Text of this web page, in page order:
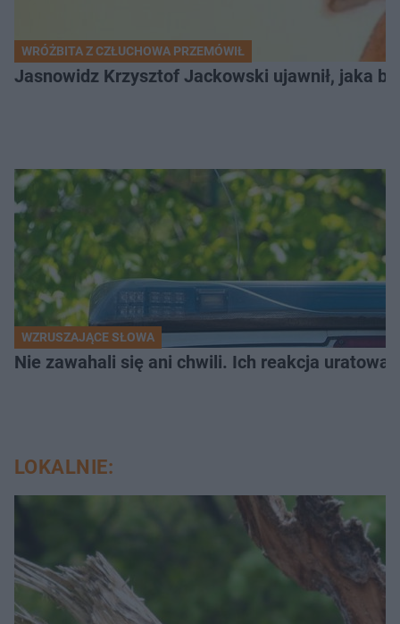
WRÓŻBITA Z CZŁUCHOWA PRZEMÓWIŁ
Jasnowidz Krzysztof Jackowski ujawnił, jaka
WZRUSZAJĄCE SŁOWA
Nie zawahali się ani chwili. Ich reakcja
LOKALNIE: